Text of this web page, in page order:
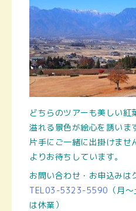
どちらのツアーも美しい紅
溢れる景色が絵心を誘いま
片手にご一緒に出掛けま
よりお待ちしています。
お問い合わせ・お申込みは
TEL03-5323-5590 （月
は休業）